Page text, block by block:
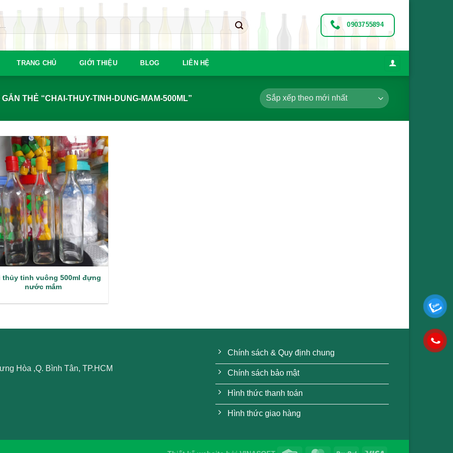
0903755894
TRANG CHỦ GIỚI THIỆU BLOG LIÊN HỆ
THẺ “CHAI-THUY-TINH-DUNG-MAM-500ML”
thủy tinh vuông 500ml đựng
nước mắm
Hòa ,Q. Bình Tân, TP.HCM
Chính sách & Quy định chung
Chính sách bảo mật
Hình thức thanh toán
Hình thức giao hàng